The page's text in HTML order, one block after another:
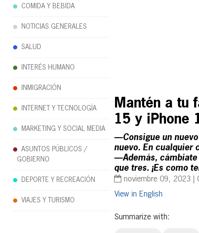
Mantén a tu
15 y iPhone
—Consigue un
nuevo. En cualquier
—Además, cámbiate
que tres. ¡Es como
noviembre 09, 2023 |
English
Summarize with:
COMIDA Y BEBIDA
NOTICIAS GENERALES
SALUD
INTERÉS HUMANO
INMIGRACIÓN
INTERNET Y TECNOLOGÍA
MARKETING Y SOCIAL MEDIA
ASUNTOS PÚBLICOS /
GOBIERNO
DEPORTE Y RECREACIÓN
VIAJES Y TURISMO